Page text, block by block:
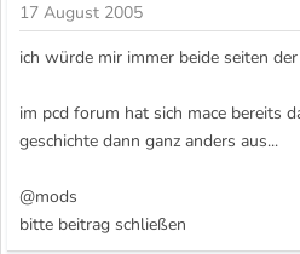
17 August 2005
ich würde mir immer beide seiten
im pcd forum hat sich mace bereits
geschichte dann ganz anders aus...
@mods
bitte beitrag schließen